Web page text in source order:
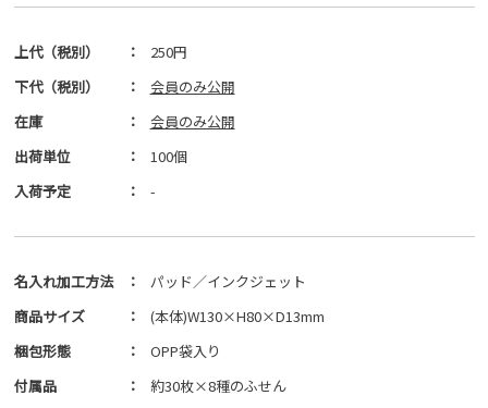
上代（税別） ：
250円
下代（税別）
：
会員のみ公開
在庫
：
会員のみ公開
出荷単位
：
100個
入荷予定
： -
名入れ加工方法 ：
パッド／インクジェット
商品サイズ
：
(本体)W130×H80×D13mm
梱包形態
：
OPP袋入り
付属品
：
約30枚×8種のふせん